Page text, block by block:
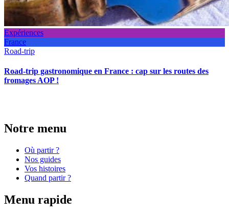
Expériences
France
Road-trip
Road-trip gastronomique en France : cap sur les routes des
fromages AOP !
Notre menu
Où partir ?
Nos guides
Vos histoires
Quand partir ?
Menu rapide